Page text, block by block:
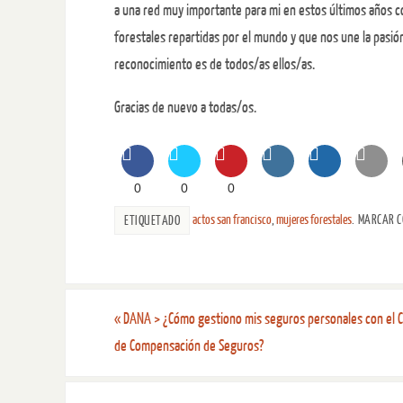
a una red muy importante para mi en estos últimos años
forestales repartidas por el mundo y que nos une la
reconocimiento es de todos/as ellos/as.
Gracias de nuevo a todas/os.
0 0 0
ETIQUETADO actos san francisco,mujeres forestales. MARCAR
« DANA > ¿Cómo gestiono mis seguros personales con el
de Compensación de Seguros?